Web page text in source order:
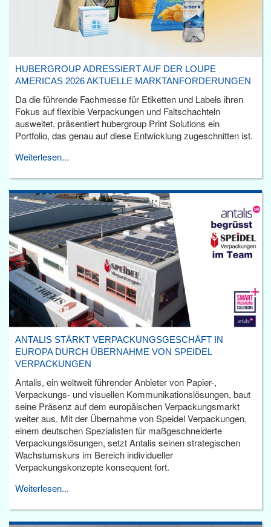
HUBERGROUP ADRESSIERT AUF DER LOUPE
AMERICAS 2026 AKTUELLE MARKTANFORDERUNGEN
Da die führende Fachmesse für Etiketten und Labels ihren
Fokus auf flexible Verpackungen und Faltschachteln
ausweitet, präsentiert hubergroup Print Solutions ein
Portfolio, das genau auf diese Entwicklung zugeschnitten ist.
Weiterlesen...
ANTALIS STÄRKT VERPACKUNGSGESCHÄFT IN
EUROPA DURCH ÜBERNAHME VON SPEIDEL
VERPACKUNGEN
Antalis, ein weltweit führender Anbieter von Papier-,
Verpackungs- und visuellen Kommunikationslösungen, baut
seine Präsenz auf dem europäischen Verpackungsmarkt
weiter aus. Mit der Übernahme von Speidel Verpackungen,
einem deutschen Spezialisten für maßgeschneiderte
Verpackungslösungen, setzt Antalis seinen strategischen
Wachstumskurs im Bereich individueller
Verpackungskonzepte konsequent fort.
Weiterlesen...